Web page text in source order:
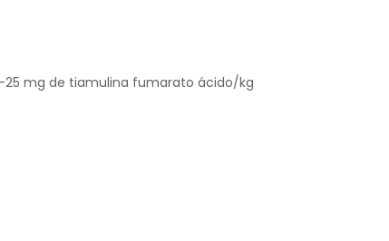
25 mg de tiamulina fumarato ácido/kg